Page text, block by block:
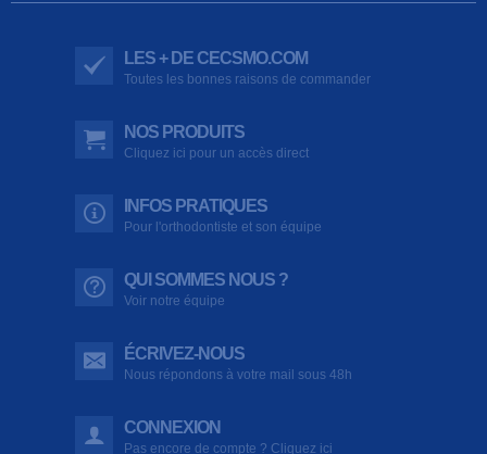
LES + DE CECSMO.COM
Toutes les bonnes raisons de commander
NOS PRODUITS
Cliquez ici pour un accès direct
INFOS PRATIQUES
Pour l'orthodontiste et son équipe
QUI SOMMES NOUS ?
Voir notre équipe
ÉCRIVEZ-NOUS
Nous répondons à votre mail sous 48h
CONNEXION
Pas encore de compte ? Cliquez ici